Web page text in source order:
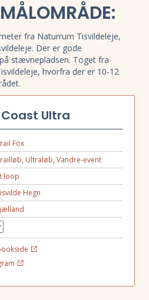
fra Naturrum Tisvildeleje,
Der er gode
stævnepladsen. Toget fra
hvorfra der er 10-12
Ultra
Fox
, Ultraløb,Vandre-event
loop
Hegn